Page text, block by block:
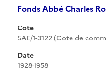
Fonds Abbé Charles
Cote
5AE/1-3122 (Cote de
Date
1928-1958